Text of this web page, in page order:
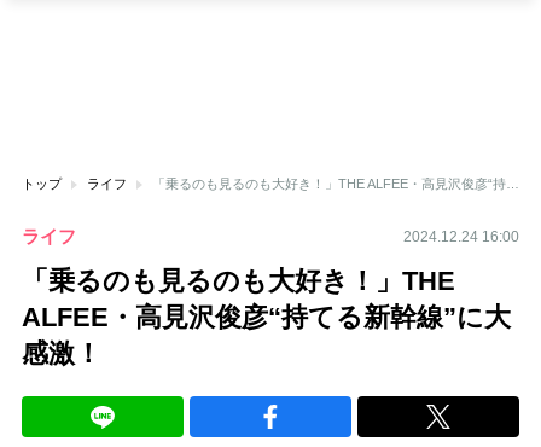
トップ ライフ 「乗るのも見るのも大好き！」THE ALFEE・高見沢俊彦“持てる新幹線”に大感激！
ライフ 2024.12.24 16:00
「乗るのも見るのも大好き！」THE
ALFEE・高見沢俊彦“持てる新幹線”に大
感激！